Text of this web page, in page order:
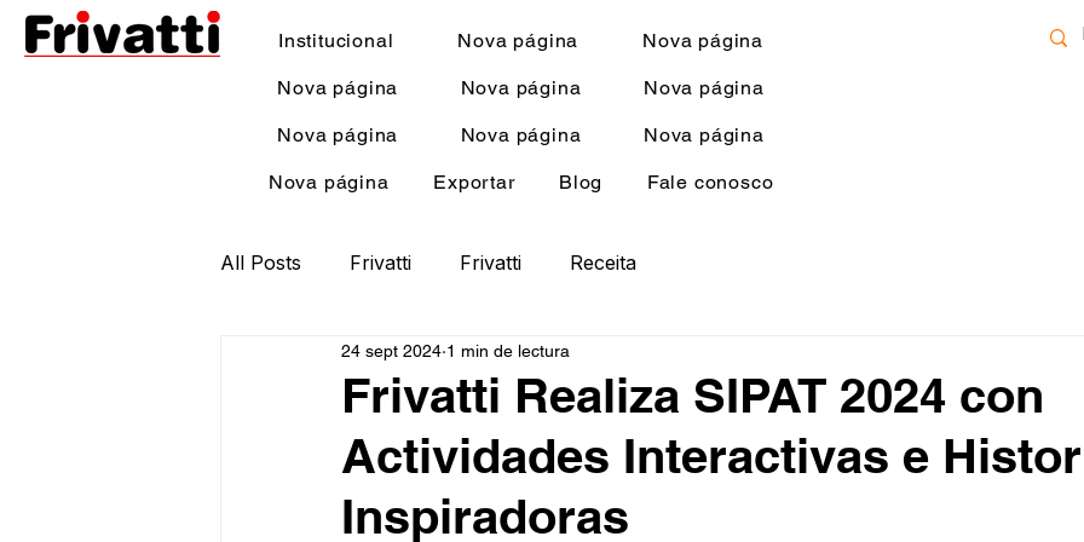
Institucional Nova página Nova página
Nova página Nova página Nova página
Nova página Nova página Nova página
Nova página Exportar Blog Fale conosco
All Posts Frivatti Frivatti Receita
Frivatti Realiza SIPAT 2024 con
Actividades Interactivas e
Inspiradoras
24 sept 2024 1 min de lectura